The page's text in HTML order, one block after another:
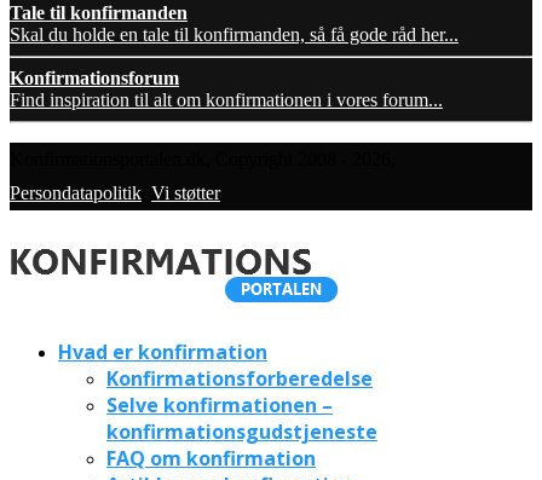
Tale til konfirmanden
Skal du holde en tale til konfirmanden, så få gode råd her...
Konfirmationsforum
Find inspiration til alt om konfirmationen i vores forum...
Persondatapolitik Vi støtter
Hvad er konfirmation
Konfirmationsforberedelse
Selve konfirmationen –
konfirmationsgudstjeneste
FAQ om konfirmation